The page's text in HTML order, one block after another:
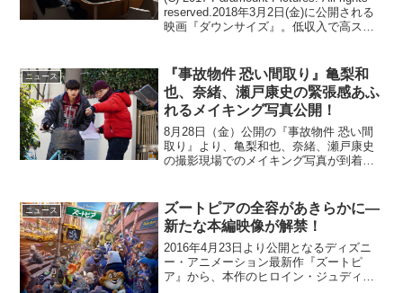
reserved.2018年3月2日(金)に公開される
映画『ダウンサイズ』。低収入で高スト
ニュース
『事故物件 恐い間取り』亀梨和
也、奈緒、瀬戸康史の緊張感あふ
れるメイキング写真公開！
8月28日（金）公開の『事故物件 恐い間
取り』より、亀梨和也、奈緒、瀬戸康史
の撮影現場でのメイキング写真が到着し
也の主演、中田秀夫のメガホンで映画化
する本作。共演に奈緒...
ニュース
ズートピアの全容があきらかに―
新たな本編映像が解禁！
2016年4月23日より公開となるディズニ
ー・アニメーション最新作『ズートピ
ア』から、本作のヒロイン・ジュディ